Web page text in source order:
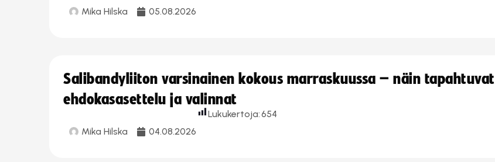
Mika Hilska 05.08.2026
Salibandyliiton varsinainen kokous marraskuussa – näin tapahtuvat
ehdokasasettelu ja valinnat
Mika Hilska 04.08.2026
Lukukertoja:654